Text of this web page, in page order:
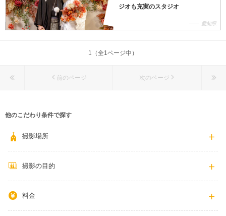
ジオも充実のスタジオ
愛知県
1（全1ページ中）
前のページ 次のページ
他のこだわり条件で探す
撮影場所
撮影の目的
料金